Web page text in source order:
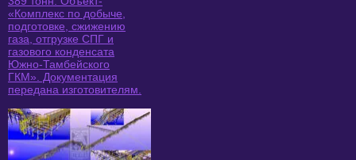
«Комплекс по добыче,
подготовке, сжижению
газа, отгрузке СПГ и
газового конденсата
Южно-Тамбейского
ГКМ». Документация
передана изготовителям.